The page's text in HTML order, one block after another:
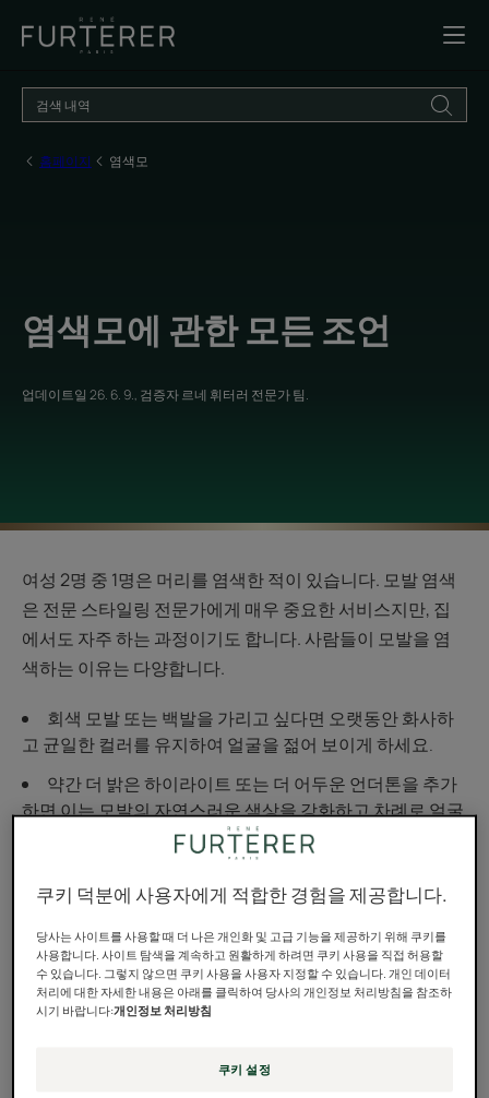
홈페이지 염색모
염색모에 관한 모든 조언
업데이트일 26. 6. 9., 검증자르네 휘터러 전문가 팀.
여성 2명 중 1명은 머리를 염색한 적이 있습니다. 모발 염색
은 전문 스타일링 전문가에게 매우 중요한 서비스지만, 집
에서도 자주 하는 과정이기도 합니다. 사람들이 모발을 염
색하는 이유는 다양합니다.
회색 모발 또는 백발을 가리고 싶다면 오랫동안 화사하
고 균일한 컬러를 유지하여 얼굴을 젊어 보이게 하세요.
약간 더 밝은 하이라이트 또는 더 어두운 언더톤을 추가
하면 이는 모발의 자연스러운 색상을 강화하고 차례로 얼굴
과 외모에 광채를 더할 수 있습니다.
외모를 바꿔보세요. 금발에서 빨간색으로, 빨간색에서 검은
색으로, 또는 갈색에서 플래티넘 금발에 이르는 급격한 변
화를 통해 스타일을 재창조하고 모발을 통해 개성을 표현할
수 있습니다.
헤어 컬러 변경은 결코 가볍게 생각할 수 없는 결정입니다.
에 깊게 생각해야 합니다. 모발 염색을 선택하기 전에 전문
쿠키 덕분에 사용자에게 적합한 경험을 제공합니다.
당사는 사이트를 사용할 때 더 나은 개인화 및 고급 기능을 제공하기 위해 쿠키를
사용합니다. 사이트 탐색을 계속하고 원활하게 하려면 쿠키 사용을 직접 허용할
수 있습니다. 그렇지 않으면 쿠키 사용을 사용자 지정할 수 있습니다. 개인 데이터
처리에 대한 자세한 내용은 아래를 클릭하여 당사의 개인정보 처리방침을 참조하
시기 바랍니다:개인정보 처리방침
쿠키 설정